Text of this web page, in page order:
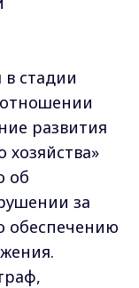
в стадии
развития
об
за
обеспечению